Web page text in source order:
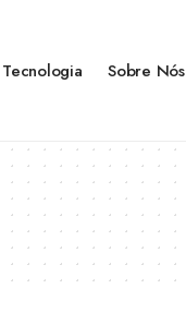
Tecnologia Sobre Nós